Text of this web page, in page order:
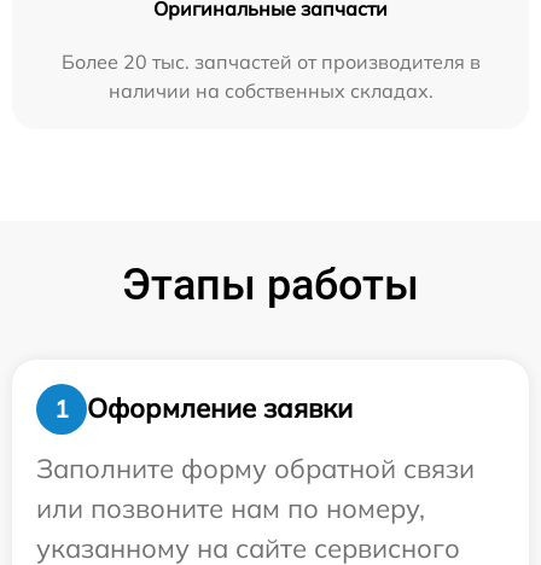
Оригинальные запчасти
Более 20 тыс. запчастей от производителя в
наличии на собственных складах.
Этапы работы
1
Оформление заявки
Заполните форму обратной связи
или позвоните нам по номеру,
указанному на сайте сервисного